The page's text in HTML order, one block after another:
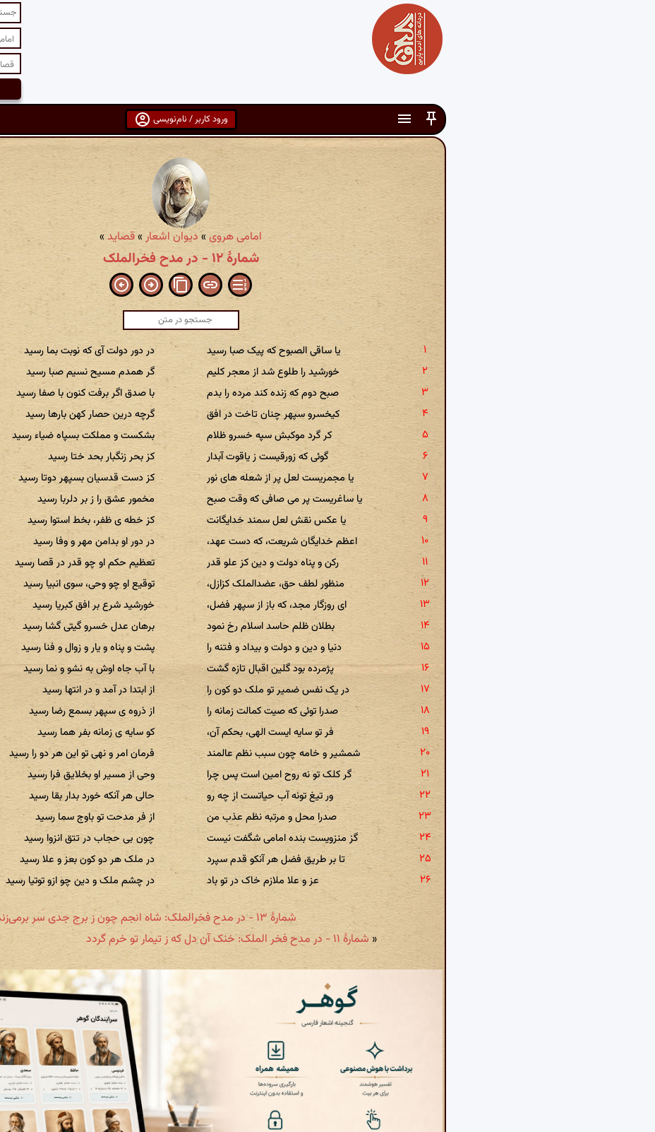
ورود کاربر / نام‌نویسی
امامی هروی» دیوان اشعار»قصاید»
شمارهٔ ۱۲ - در مدح فخرالملک
یا ساقی الصبوح که پیک صبا رسید
در دور دولت آی که نوبت بما رسید
خورشید را طلوع شد از معجر کلیم
گر همدم مسیح نسیم صبا رسید
صبح دوم که زنده کند مرده را بدم
با صدق اگر برفت کنون با صفا رسید
کیخسرو سپهر چنان تاخت در افق
گرچه درین حصار کهن بارها رسید
کر گرد موکبش سپه خسرو ظلام
بشکست و مملکت بسپاه ضیاء رسید
گوئی که زورقیست ز یاقوت آبدار
کز بحر زنگبار بحد ختا رسید
یا مجمریست لعل پر از شعله های نور
کز دست قدسیان بسپهر دوتا رسید
یا ساغریست پر می صافی که وقت صبح
مخمور عشق را ز بر دلربا رسید
یا عکس نقش لعل سمند خدایگانت
کز خطه ی ظفر، بخط استوا رسید
اعظم خدایگان شریعت، که دست عهد،
در دور او بدامن مهر و وفا رسید
رکن و پناه دولت و دین کز علو قدر
تعظیم حکم او چو قدر در قصا رسید
منظور لطف حق، عضدالملک کزازل،
توقیع او چو وحی، سوی انبیا رسید
ای روزگار مجد، که باز از سپهر فضل،
خورشید شرع بر افق کبریا رسید
بطلان ظلم حاسد اسلام رخ نمود
برهان عدل خسرو گیتی گشا رسید
دنیا و دین و دولت و بیداد و فتنه را
پشت و پناه و یار و زوال و فنا رسید
پژمرده بود گلین اقبال تازه گشت
با آب جاه اوش به نشو و نما رسید
در یک نفس ضمیر تو ملک دو کون را
از ابتدا در آمد و در انتها رسید
صدرا توئی که صیت کمالت زمانه را
از ذروه ی سپهر بسمع رضا رسید
فر تو سایه ایست الهی، بحکم آن،
کو سایه ی زمانه بفر هما رسید
شمشیر و خامه چون سبب نظم عالمند
فرمان امر و نهی تو این هر دو را رسید
گر کلک تو نه روح امین است پس چرا
وحی از مسیر او بخلایق فرا رسید
ور تیغ تونه آب حیاتست از چه رو
حالی هر آنکه خورد بدار بقا رسید
صدرا محل و مرتبه نظم عذب من
از فر مدحت تو باوج سما رسید
گز منزویست بنده امامی شگفت نیست
چون بی حجاب در تتق انزوا رسید
تا بر طریق فضل هر آنکو قدم سپرد
در ملک هر دو کون بعز و علا رسید
عز و علا ملازم خاک در تو باد
در چشم ملک و دین چو ازو توتیا رسید
شمارهٔ ۱۳ - در مدح فخرالملک: شاه انجم چون ز برج جدی سر برمی‌زند
« شمارهٔ ۱۱ - در مدح فخر الملک: خنک آن دل که ز تیمار تو خرم گردد